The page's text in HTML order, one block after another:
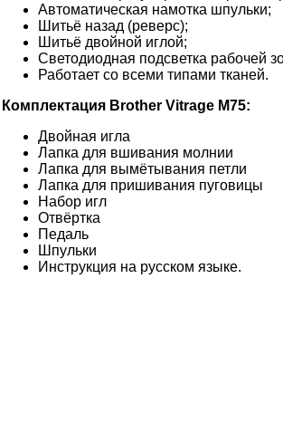
Автоматическая намотка шпульки;
Шитьё назад (реверс);
Шитьё двойной иглой;
Светодиодная подсветка рабочей
Работает со всеми типами тканей.
Комплектация Brother Vitrage M75:
Двойная игла
Лапка для вшивания молнии
Лапка для вымётывания петли
Лапка для пришивания пуговицы
Набор игл
Отвёртка
Педаль
Шпульки
Инструкция на русском языке.